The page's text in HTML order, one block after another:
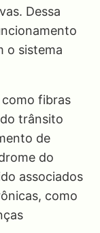
Dessa
o sistema
fibras
trânsito
de
do
associados
como